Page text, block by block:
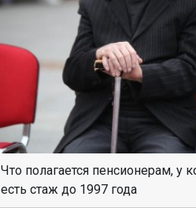
Что полагается пенсионерам, у
есть стаж до 1997 года